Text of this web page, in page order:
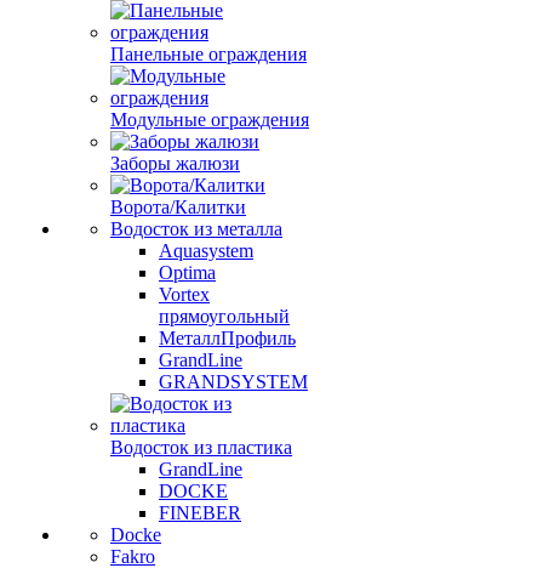
Панельные ограждения
Модульные ограждения
Заборы жалюзи
Ворота/Калитки
Водосток из металла
Aquasystem
Optima
Vortex
прямоугольный
МеталлПрофиль
GrandLine
GRANDSYSTEM
Водосток из пластика
GrandLine
DOCKE
FINEBER
Docke
Fakro